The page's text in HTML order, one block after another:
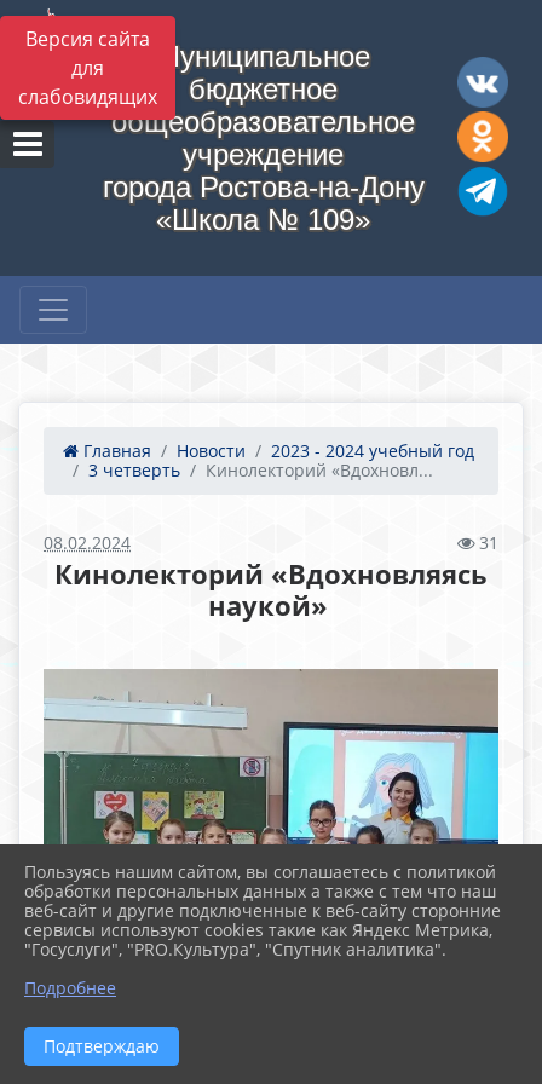
Версия сайта
для
слабовидящих
Муниципальное
бюджетное
общеобразовательное
учреждение
города Ростова-на-Дону
«Школа № 109»
Главная Новости
2023 - 2024 учебный год
3 четверть
Кинолекторий «Вдохновл...
08.02.2024 31
Кинолекторий «Вдохновляясь
наукой»
Пользуясь нашим сайтом, вы соглашаетесь с политикой
обработки персональных данных а также с тем что наш
веб-сайт и другие подключенные к веб-сайту сторонние
сервисы используют cookies такие как Яндекс Метрика,
"Госуслуги", "PRO.Культура", "Спутник аналитика".
Подробнее
Подтверждаю